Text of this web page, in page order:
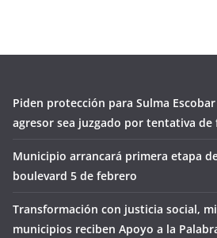
Piden protección para Sulma
agresor sea juzgado por tentativa de
Municipio arrancará primera etapa
boulevard 5 de febrero
Transformación con justicia social,
municipios reciben Apoyo a la